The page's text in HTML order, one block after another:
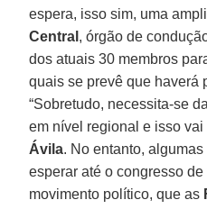
espera, isso sim, uma
Central , órgão de
dos atuais 30 membros
quais se prevê que haverá
“Sobretudo, necessita-se
em nível regional e isso
Ávila. No entanto,
esperar até o congresso
movimento político, que as